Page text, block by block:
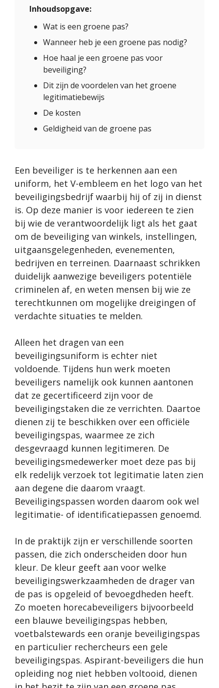
Inhoudsopgave:
Wat is een groene pas?
Wanneer heb je een groene pas nodig?
Hoe haal je een groene pas voor
beveiliging?
Dit zijn de voordelen van het groene
legitimatiebewijs
De kosten
Geldigheid van de groene pas
Een beveiliger is te herkennen aan een
uniform, het V-embleem en het logo van het
beveiligingsbedrijf waarbij hij of zij in dienst
is. Op deze manier is voor iedereen te zien
bij wie de verantwoordelijk ligt als het gaat
om de beveiliging van winkels, instellingen,
uitgaansgelegenheden, evenementen,
bedrijven en terreinen. Daarnaast schrikken
duidelijk aanwezige beveiligers potentiële
criminelen af, en weten mensen bij wie ze
terechtkunnen om mogelijke dreigingen of
verdachte situaties te melden.
Alleen het dragen van een
beveiligingsuniform is echter niet
voldoende. Tijdens hun werk moeten
beveiligers namelijk ook kunnen aantonen
dat ze gecertificeerd zijn voor de
beveiligingstaken die ze verrichten. Daartoe
dienen zij te beschikken over een officiële
beveiligingspas, waarmee ze zich
desgevraagd kunnen legitimeren. De
beveiligingsmedewerker moet deze pas bij
elk redelijk verzoek tot legitimatie laten zien
aan degene die daarom vraagt.
Beveiligingspassen worden daarom ook wel
legitimatie- of identificatiepassen genoemd.
In de praktijk zijn er verschillende soorten
passen, die zich onderscheiden door hun
kleur. De kleur geeft aan voor welke
beveiligingswerkzaamheden de drager van
de pas is opgeleid of bevoegdheden heeft.
Zo moeten horecabeveiligers bijvoorbeeld
een blauwe beveiligingspas hebben,
voetbalstewards een oranje beveiligingspas
en particulier rechercheurs een gele
beveiligingspas. Aspirant-beveiligers die hun
opleiding nog niet hebben voltooid, dienen